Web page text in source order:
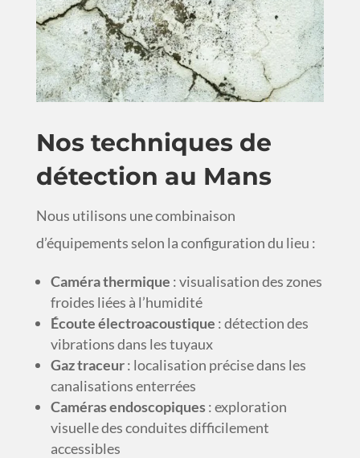
Nos techniques de
détection au Mans
Nous utilisons une combinaison
d’équipements selon la configuration du lieu :
Caméra thermique : visualisation des zones
froides liées à l’humidité
Écoute électroacoustique : détection des
vibrations dans les tuyaux
Gaz traceur: localisation précise dans les
canalisations enterrées
Caméras endoscopiques: exploration
visuelle des conduites difficilement
accessibles